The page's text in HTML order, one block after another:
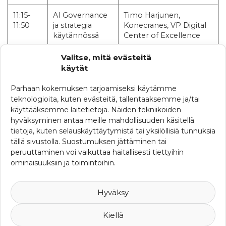
Valitse, mitä evästeitä
käytät
Parhaan kokemuksen tarjoamiseksi käytämme
teknologioita, kuten evästeitä, tallentaaksemme ja/tai
käyttääksemme laitetietoja. Näiden tekniikoiden
hyväksyminen antaa meille mahdollisuuden käsitellä
tietoja, kuten selauskäyttäytymistä tai yksilöllisiä tunnuksia
tällä sivustolla. Suostumuksen jättäminen tai
peruuttaminen voi vaikuttaa haitallisesti tiettyihin
ominaisuuksiin ja toimintoihin.
Hyväksy
Kiellä
11:15-
11:50
AI Governance
ja strategia
käytännössä
Timo Harjunen,
Konecranes, VP Digital
Center of Excellence
Loppusanat
HUOM! Paikkoja on rajatusti n. 10-12 paikkaa jäljellä.
Mikäli paikat ovat jo täyttyneet, ilmoitamme siitä
ilmoittautuneelle erikseen.
HUOM! Ilmoittautuminen on nyt päättynyt
KATEGORIAT
Muut koulutukset
Yhdistyskokoukset